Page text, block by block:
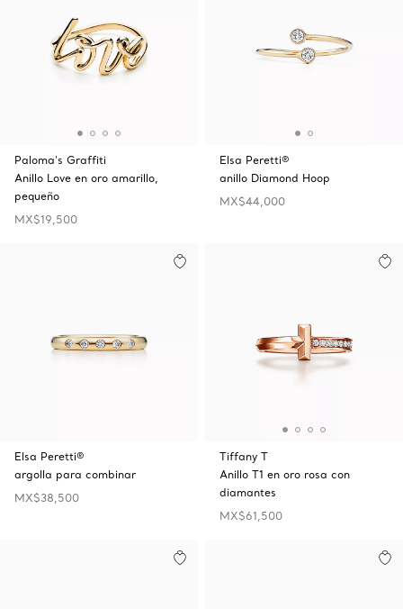
Paloma's Graffiti
Anillo Love en oro amarillo,
pequeño
MX$19,500
Elsa Peretti®
anillo Diamond Hoop
MX$44,000
Elsa Peretti®
argolla para combinar
MX$38,500
Tiffany T
Anillo T1 en oro rosa con
diamantes
MX$61,500